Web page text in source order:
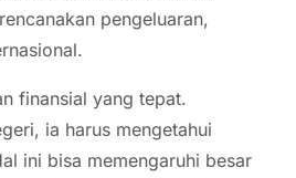
pengeluaran,
finansial yang tepat.
ia harus mengetahui
ini bisa memengaruhi besar